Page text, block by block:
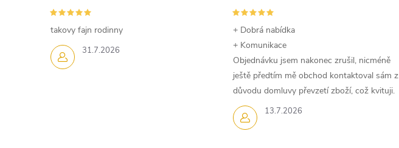
v
ý
p
31.7.2026
takovy fajn rodinny
13.7.2026
+ Dobrá nabídka
+ Komunikace
Objednávku jsem nakonec zrušil, nicméně
ještě předtím mě obchod kontaktoval sám z
důvodu domluvy převzetí zboží, což kvituji.